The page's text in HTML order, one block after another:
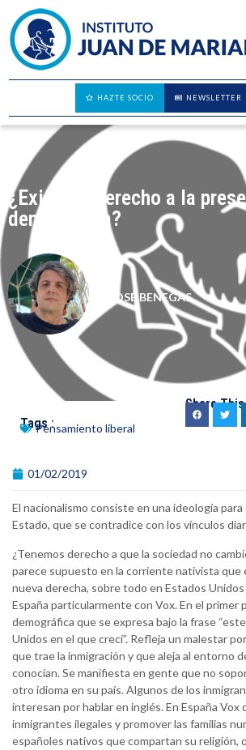
NEWSLETTER
HAZTE SOCIO
¿Existe el derecho a la
demográfica?
JOSÉ BENEGAS
Tags :Pensamiento liberal
Share
01/02/2019
El nacionalismo consiste en una ideología para
Estado, que se contradice con los vínculos
¿Tenemos derecho a que la sociedad no
parece supuesto en la corriente nativista que
nueva derecha, sobre todo en Estados Unidos
España particularmente con Vox. En el primer
demográfica que se expresa bajo la frase
Unidos en el que crecí”. Refleja un malestar
que trae la inmigración y que aleja al entorno
conocían. Se manifiesta en gente que no
otro idioma en su país. Algunos de los
interesan por hablar en inglés. En España Vox
inmigrantes ilegales y promover las familias
españoles nativos que compartan su religión,